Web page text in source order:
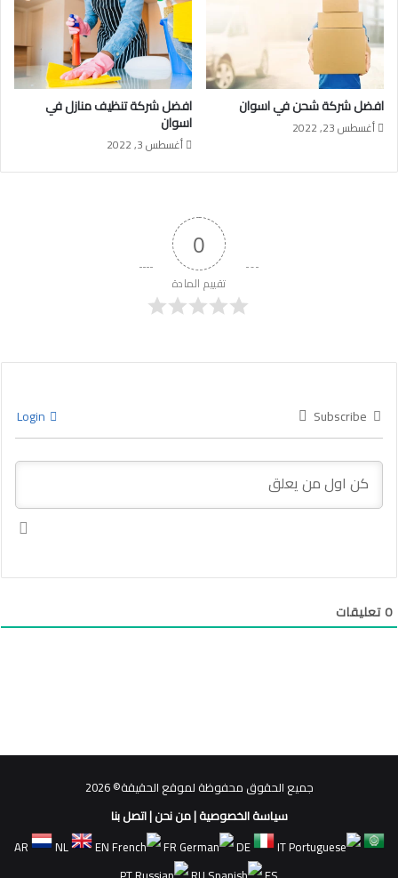
افضل شركة شحن في اسوان
أغسطس 23, 2022
افضل شركة تنظيف منازل في
اسوان
أغسطس 3, 2022
0
تقييم المادة
Subscribe
0تعليقات
جميع الحقوق محفوظة لموقع الحقيقة© 2026
سياسة الخصوصية|من نحن|اتصل بنا
AR
NL EN FR DE
IT